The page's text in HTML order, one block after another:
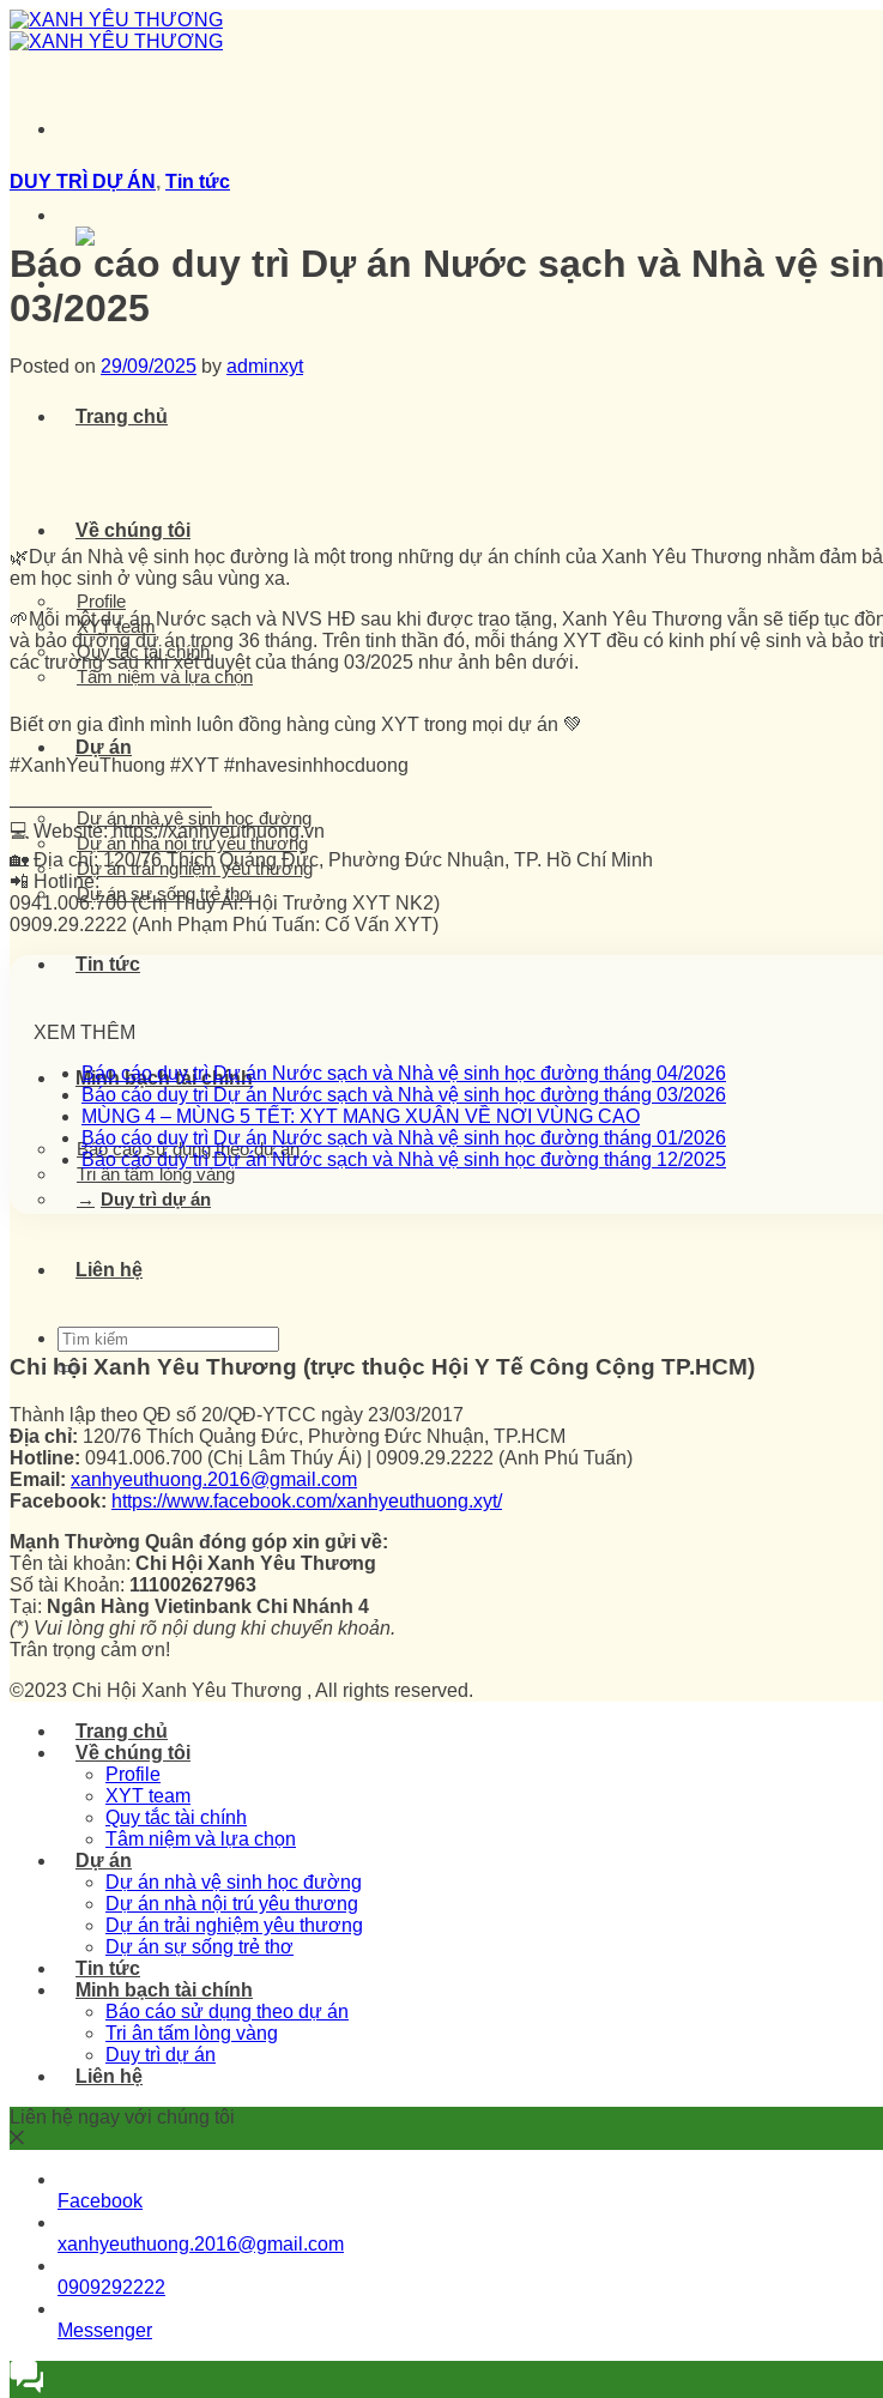
Skip
to
Trang chủ
Về chúng tôi
Profile
XYT team
Quy tắc tài chính
Tâm niệm và lựa chọn
Dự án
Dự án nhà vệ sinh học đường
Dự án nhà nội trú yêu thương
Dự án trải nghiệm yêu thương
Dự án sự sống trẻ thơ
Tin tức
Minh bạch tài chính
Báo cáo sử dụng theo dự án
Tri ân tấm lòng vàng
Duy trì dự án
Liên hệ
DUY TRÌ DỰ ÁN , Tin tức
Báo cáo duy trì Dự án Nước sạch và Nhà vệ
03/2025
Posted on 29/09/2025 by adminxyt
🌿Dự án Nhà vệ sinh học đường là một trong những dự án chính của Xanh Yêu Thương nhằm đảm
em học sinh ở vùng sâu vùng xa.
🌱Mỗi một dự án Nước sạch và NVS HĐ sau khi được trao tặng, Xanh Yêu Thương vẫn sẽ tiếp tục
và bảo dưỡng dự án trong 36 tháng. Trên tinh thần đó, mỗi tháng XYT đều có kinh phí vệ sinh và bảo
các trường sau khi xét duyệt của tháng 03/2025 như ảnh bên dưới.
Biết ơn gia đình mình luôn đồng hàng cùng XYT trong mọi dự án 💚
#XanhYeuThuong #XYT #nhavesinhhocduong
——————————–
💻 Website: https://xanhyeuthuong.vn
🏡 Địa chỉ: 120/76 Thích Quảng Đức, Phường Đức Nhuận, TP. Hồ Chí Minh
📲 Hotline:
0941.006.700 (Chị Thuý Ái: Hội Trưởng XYT NK2)
0909.29.2222 (Anh Phạm Phú Tuấn: Cố Vấn XYT)
XEM THÊM
Báo cáo duy trì Dự án Nước sạch và Nhà vệ sinh học đường tháng 04/2026
Báo cáo duy trì Dự án Nước sạch và Nhà vệ sinh học đường tháng 03/2026
MÙNG 4 – MÙNG 5 TẾT: XYT MANG XUÂN VỀ NƠI VÙNG CAO
Báo cáo duy trì Dự án Nước sạch và Nhà vệ sinh học đường tháng 01/2026
Báo cáo duy trì Dự án Nước sạch và Nhà vệ sinh học đường tháng 12/2025
Chi hội Xanh Yêu Thương (trực thuộc Hội Y Tế Công Cộng TP.HCM)
Thành lập theo QĐ số 20/QĐ-YTCC ngày 23/03/2017
Địa chỉ: 120/76 Thích Quảng Đức, Phường Đức Nhuận, TP.HCM
Hotline: 0941.006.700 (Chị Lâm Thúy Ái) | 0909.29.2222 (Anh Phú Tuấn)
Email: xanhyeuthuong.2016@gmail.com
Facebook: https://www.facebook.com/xanhyeuthuong.xyt/
Mạnh Thường Quân đóng góp xin gửi về:
Tên tài khoản: Chi Hội Xanh Yêu Thương
Số tài Khoản: 111002627963
Tại: Ngân Hàng Vietinbank Chi Nhánh 4
(*) Vui lòng ghi rõ nội dung khi chuyển khoản.
Trân trọng cảm ơn!
©2023 Chi Hội Xanh Yêu Thương , All rights reserved.
Trang chủ
Về chúng tôi
Profile
XYT team
Quy tắc tài chính
Tâm niệm và lựa chọn
Dự án
Dự án nhà vệ sinh học đường
Dự án nhà nội trú yêu thương
Dự án trải nghiệm yêu thương
Dự án sự sống trẻ thơ
Tin tức
Minh bạch tài chính
Báo cáo sử dụng theo dự án
Tri ân tấm lòng vàng
Duy trì dự án
Liên hệ
Liên hệ ngay với chúng tôi
Facebook
xanhyeuthuong.2016@gmail.com
0909292222
Messenger